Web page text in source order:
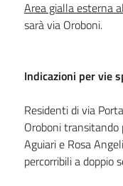
Area gialla esterna
sarà via Oroboni.
Indicazioni per vie
Residenti di via
Oroboni transitando
Aguiari e Rosa
percorribili a doppio